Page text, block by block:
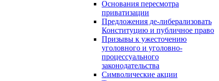
Основания пересмотра
приватизации
Предложения де-либерализовать
Конституцию и публичное право
Призывы к ужесточению
уголовного и уголовно-
процессуального
законодательства
Символические акции